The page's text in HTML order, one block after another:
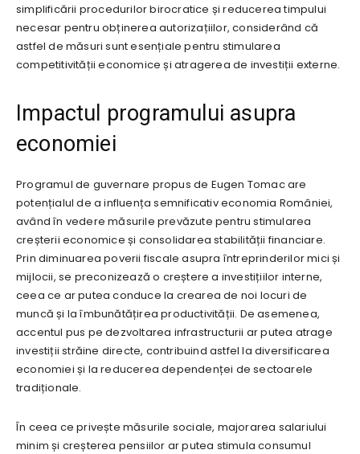
simplificării procedurilor birocratice și reducerea timpului
necesar pentru obținerea autorizațiilor, considerând că
astfel de măsuri sunt esențiale pentru stimularea
competitivității economice și atragerea de investiții externe.
Impactul programului asupra
economiei
Programul de guvernare propus de Eugen Tomac are
potențialul de a influența semnificativ economia României,
având în vedere măsurile prevăzute pentru stimularea
creșterii economice și consolidarea stabilității financiare.
Prin diminuarea poverii fiscale asupra întreprinderilor mici și
mijlocii, se preconizează o creștere a investițiilor interne,
ceea ce ar putea conduce la crearea de noi locuri de
muncă și la îmbunătățirea productivității. De asemenea,
accentul pus pe dezvoltarea infrastructurii ar putea atrage
investiții străine directe, contribuind astfel la diversificarea
economiei și la reducerea dependenței de sectoarele
tradiționale.
În ceea ce privește măsurile sociale, majorarea salariului
minim și creșterea pensiilor ar putea stimula consumul